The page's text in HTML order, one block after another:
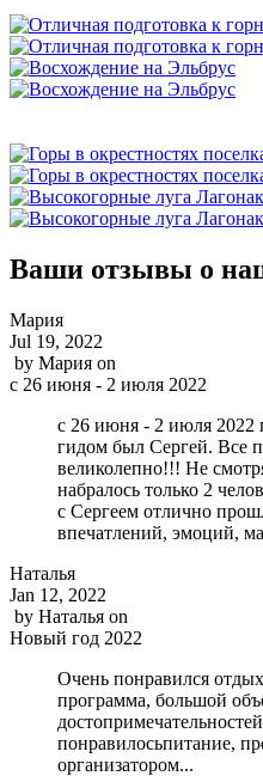
Ваши отзывы о
Мария
Jul 19, 2022
by Мария on
с 26 июня - 2 июля 2022
с 26 июня - 2 июля
гидом был Сергей. Все
великолепно!!! Не
набралось только 2
с Сергеем отлично
впечатлений, эмоций,
Наталья
Jan 12, 2022
by Наталья on
Новый год 2022
Очень понравился
программа, большой
понравилосьпитание,
организатором...